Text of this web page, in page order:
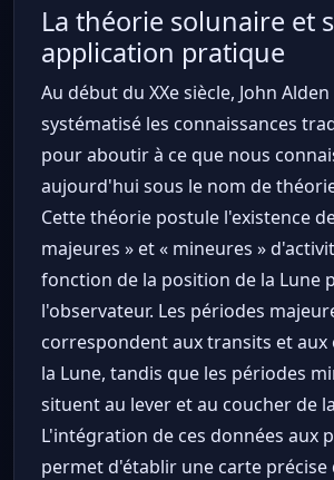
La théorie solunaire et
application pratique
Au début du XXe siècle, John
systématisé les connaissances
pour aboutir à ce que nous
aujourd'hui sous le nom de
Cette théorie postule l'existence
majeures » et « mineures »
fonction de la position de la Lune
l'observateur. Les périodes
correspondent aux transits et
la Lune, tandis que les périodes
situent au lever et au coucher de
L'intégration de ces données aux
permet d'établir une carte précise